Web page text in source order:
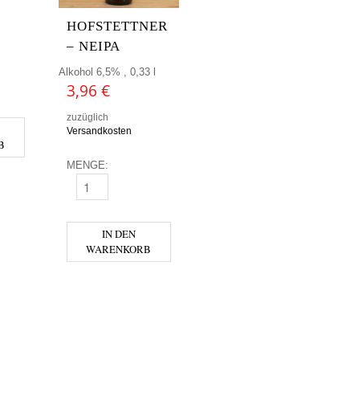
0,75 MENGE
HOFSTETTNER
– NEIPA
Alkohol 6,5% , 0,33 l
3,96 €
zuzüglich
Versandkosten
MENGE:
HOFSTETTNER - NEIPA MENGE
IN DEN
WARENKORB